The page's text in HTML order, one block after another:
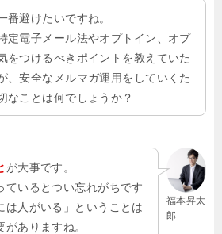
番避けたいですね。
定電子メール法やオプトイン、オプ
をつけるべきポイントを教えていた
、安全なメルマガ運用をしていくた
なことは何でしょうか？
福本昇太
郎
が大事です。
ているとつい忘れがちです
は人がいる」ということは
ありますね。